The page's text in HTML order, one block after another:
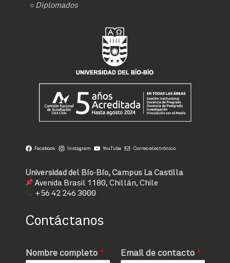
○ Diplomados
Facebook Instagram YouTube Correo electrónico
Universidad del Bío-Bío, Campus La Castilla
Avenida Brasil 1180, Chillán, Chile
+56 42 246 3000
Contáctanos
Nombre completo * Email de contacto *